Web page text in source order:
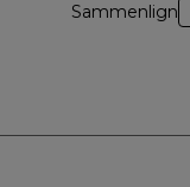
Sammenlign